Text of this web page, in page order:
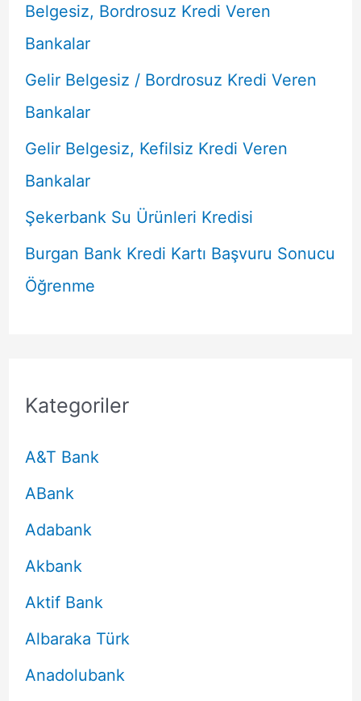
Belgesiz, Bordrosuz Kredi Veren
Bankalar
Gelir Belgesiz / Bordrosuz Kredi Veren
Bankalar
Gelir Belgesiz, Kefilsiz Kredi Veren
Bankalar
Şekerbank Su Ürünleri Kredisi
Burgan Bank Kredi Kartı Başvuru Sonucu
Öğrenme
Kategoriler
A&T Bank
ABank
Adabank
Akbank
Aktif Bank
Albaraka Türk
Anadolubank